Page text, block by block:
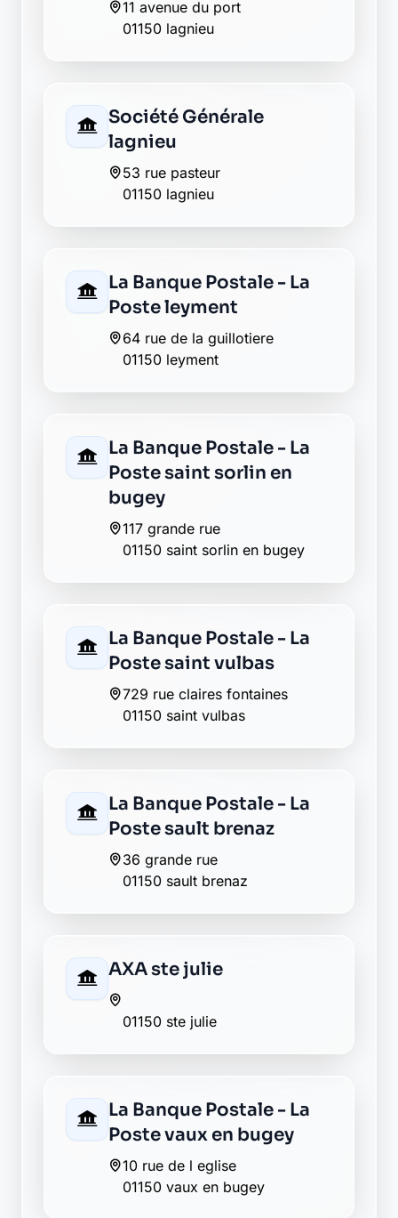
11 avenue du port
01150 lagnieu
Société Générale
lagnieu
53 rue pasteur
01150 lagnieu
La Banque Postale - La
Poste leyment
64 rue de la guillotiere
01150 leyment
La Banque Postale - La
Poste saint sorlin en
bugey
117 grande rue
01150 saint sorlin en bugey
La Banque Postale - La
Poste saint vulbas
729 rue claires fontaines
01150 saint vulbas
La Banque Postale - La
Poste sault brenaz
36 grande rue
01150 sault brenaz
AXA ste julie
01150 ste julie
La Banque Postale - La
Poste vaux en bugey
10 rue de l eglise
01150 vaux en bugey